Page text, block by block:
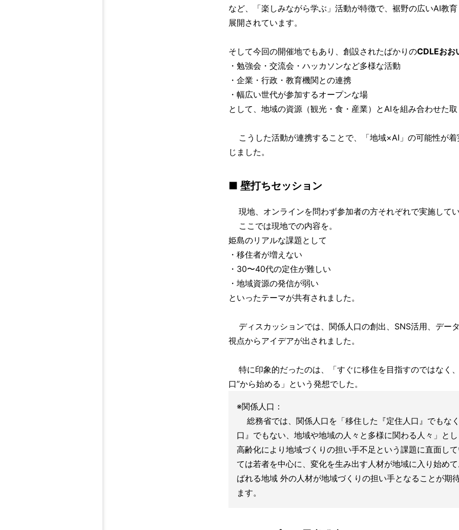
など、「楽しみながら学ぶ」活動が特徴で、裾野の広いAI教
展開されています。
そして今回の開催地でもあり、創設されたばかりのCDLEおお
・勉強会・交流会・ハッカソンなど多様な活動
・企業・行政・教育機関との連携
・幅広い世代が参加するオープンな場
として、地域の資源（観光・食・産業）とAIを組み合わせた
こうした活動が連携することで、「地域×AI」の可能性が
じました。
■ 壁打ちセッション
現地、オンラインを問わず参加者の方それぞれで実施して
ここでは現地での内容を。
姫島のリアルな課題として
・移住者が増えない
・30〜40代の定住が難しい
・地域資源の発信が弱い
といったテーマが共有されました。
ディスカッションでは、関係人口の創出、SNS活用、デー
視点からアイデアが出されました。
特に印象的だったのは、「すぐに移住を目指すのではなく
口”から始める」という発想でした。
※関係人口：
総務省では、関係人口を「移住した『定住人口』でもな
口』でもない、地域や地域の人々と多様に関わる人々」と
高齢化により地域づくりの担い手不足という課題に直面し
ては若者を中心に、変化を生み出す人材が地域に入り始め
ばれる地域 外の人材が地域づくりの担い手となることが期
ます。